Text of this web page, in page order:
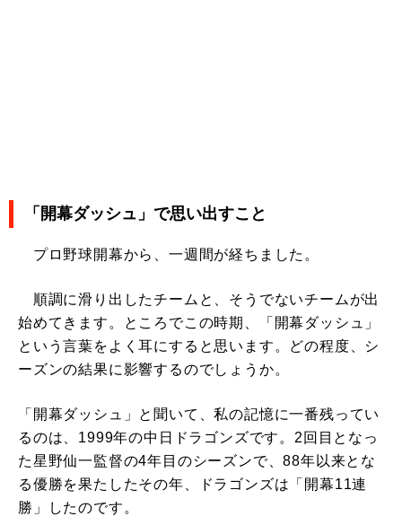
「開幕ダッシュ」で思い出すこと
プロ野球開幕から、一週間が経ちました。
順調に滑り出したチームと、そうでないチームが出
始めてきます。ところでこの時期、「開幕ダッシュ」
という言葉をよく耳にすると思います。どの程度、シ
ーズンの結果に影響するのでしょうか。
「開幕ダッシュ」と聞いて、私の記憶に一番残ってい
るのは、1999年の中日ドラゴンズです。2回目となっ
た星野仙一監督の4年目のシーズンで、88年以来とな
る優勝を果たしたその年、ドラゴンズは「開幕11連
勝」したのです。